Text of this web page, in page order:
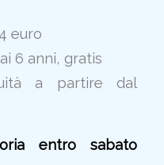
euro
6 anni, gratis
a partire dal
entro sabato